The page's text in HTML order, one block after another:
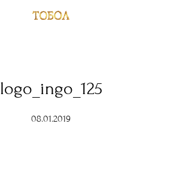
logo_ingo_125
08.01.2019